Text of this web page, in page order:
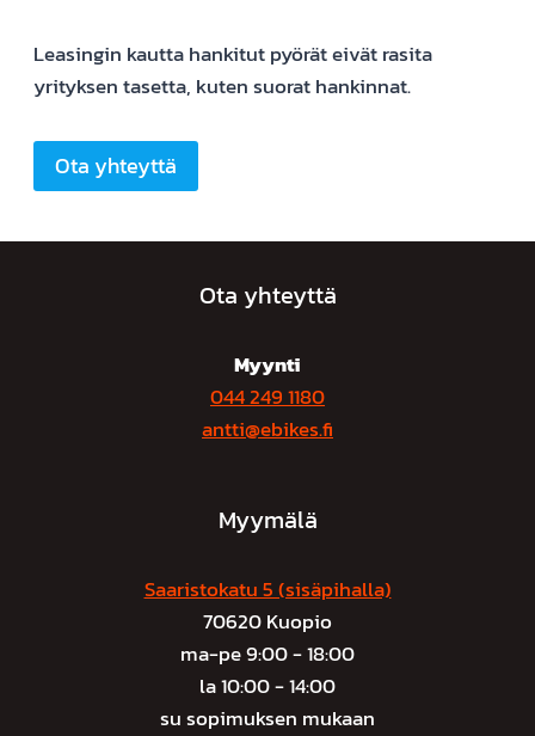
Leasingin kautta hankitut pyörät eivät rasita
yrityksen tasetta, kuten suorat hankinnat.
Ota yhteyttä
Ota yhteyttä
Myynti
044 249 1180
antti@ebikes.fi
Myymälä
Saaristokatu 5 (sisäpihalla)
70620 Kuopio
ma-pe 9:00 - 18:00
la 10:00 - 14:00
su sopimuksen mukaan